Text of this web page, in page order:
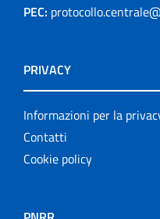
PEC:
PRIVACY
Informazioni per la
Contatti
Cookie policy